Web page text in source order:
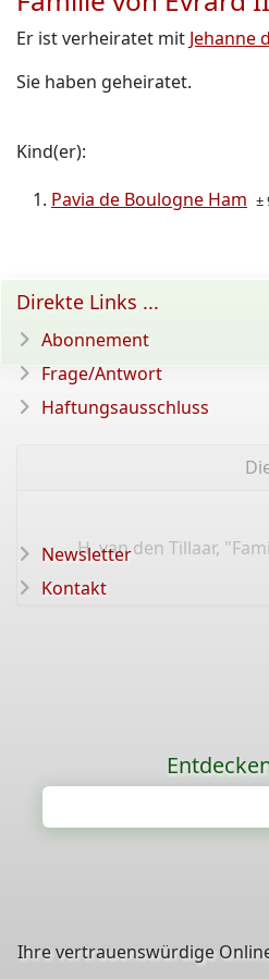
Er ist verheiratet mit Jehanne
Sie haben geheiratet.
Kind(er):
Pavia de Boulogne Ham ±
H. van den Tillaar,
Direkte Links ...
Abonnement
Frage/Antwort
Haftungsausschluss
Newsletter
Kontakt
Ihre vertrauenswürdige